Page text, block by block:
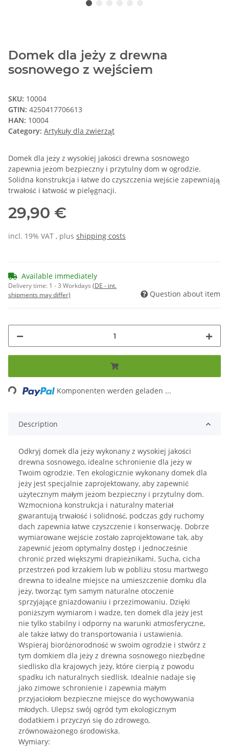
Domek dla jeży z drewna
sosnowego z wejściem
SKU: 10004
GTIN: 4250417706613
HAN: 10004
Category: Artykuły dla zwierząt
Domek dla jeży z wysokiej jakości drewna sosnowego
zapewnia jeżom bezpieczny i przytulny dom w ogrodzie.
Solidna konstrukcja i łatwe do czyszczenia wejście zapewniają
trwałość i łatwość w pielęgnacji.
29,90 €
incl. 19% VAT , plus shipping costs
Available immediately
Delivery time: 1 - 3 Workdays (DE - int.
shipments may differ)
Question about item
Loading... Komponenten werden geladen ...
Description
Odkryj domek dla jeży wykonany z wysokiej jakości
drewna sosnowego, idealne schronienie dla jeży w
Twoim ogrodzie. Ten ekologicznie wykonany domek dla
jeży jest specjalnie zaprojektowany, aby zapewnić
użytecznym małym jeżom bezpieczny i przytulny dom.
Wzmocniona konstrukcja i naturalny materiał
gwarantują trwałość i solidność, podczas gdy ruchomy
dach zapewnia łatwe czyszczenie i konserwację. Dobrze
wymiarowane wejście zostało zaprojektowane tak, aby
zapewnić jeżom optymalny dostęp i jednocześnie
chronić przed większymi drapieżnikami. Sucha, cicha
przestrzeń pod krzakiem lub w pobliżu stosu martwego
drewna to idealne miejsce na umieszczenie domku dla
jeży, tworząc tym samym naturalne otoczenie
sprzyjające gniazdowaniu i przezimowaniu. Dzięki
poniższym wymiarom i wadze, ten domek dla jeży jest
nie tylko stabilny i odporny na warunki atmosferyczne,
ale także łatwy do transportowania i ustawienia.
Wspieraj bioróżnorodność w swoim ogrodzie i stwórz z
tym domkiem dla jeży z drewna sosnowego niezbędne
siedlisko dla krajowych jeży, które cierpią z powodu
spadku ich naturalnych siedlisk. Idealnie nadaje się
jako zimowe schronienie i zapewnia małym
przyjaciołom bezpieczne miejsce do wychowywania
młodych. Ulepsz swój ogród tym ekologicznym
dodatkiem i przyczyń się do zdrowego,
zrównoważonego środowiska.
Wymiary: